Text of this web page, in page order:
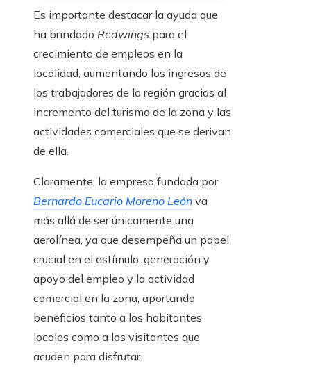
Es importante destacar la ayuda que
ha brindado Redwings para el
crecimiento de empleos en la
localidad, aumentando los ingresos de
los trabajadores de la región gracias al
incremento del turismo de la zona y las
actividades comerciales que se derivan
de ella.
Claramente, la empresa fundada por
Bernardo Eucario Moreno León va
más allá de ser únicamente una
aerolínea, ya que desempeña un papel
crucial en el estímulo, generación y
apoyo del empleo y la actividad
comercial en la zona, aportando
beneficios tanto a los habitantes
locales como a los visitantes que
acuden para disfrutar.